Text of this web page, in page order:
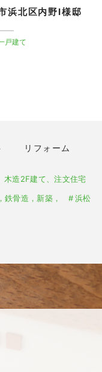
浜北区内野I様邸
戸建て
リフォーム
木造2F建て、注文住宅
鉄骨造，新築，
浜松